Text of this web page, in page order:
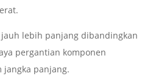
lebih panjang dibandingkan
pergantian komponen
panjang.